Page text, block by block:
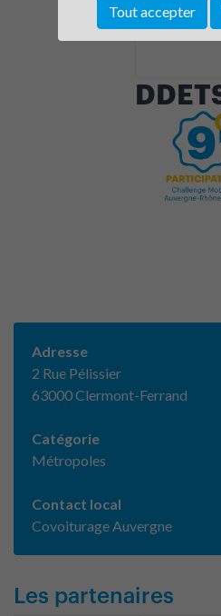
Adresse
2 Rue Pélissier
63000 Clermont-Ferrand
Catégorie
Métropoles
Contact local
Covoiturage Auvergne
Les partenaires
Tout accepter